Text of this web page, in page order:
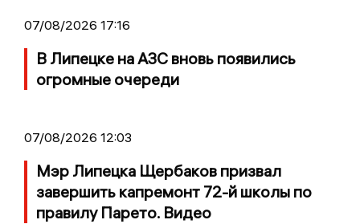
07/08/2026 17:16
В Липецке на АЗС вновь появились
огромные очереди
07/08/2026 12:03
Мэр Липецка Щербаков призвал
завершить капремонт 72-й школы по
правилу Парето. Видео